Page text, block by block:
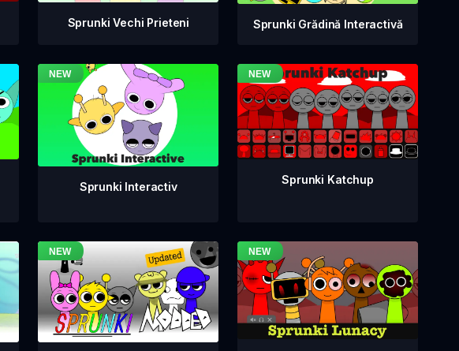
Sprunki Vechi Prieteni Sprunki Grădină Interactivă
Sprunki Interactiv
Sprunki Katchup